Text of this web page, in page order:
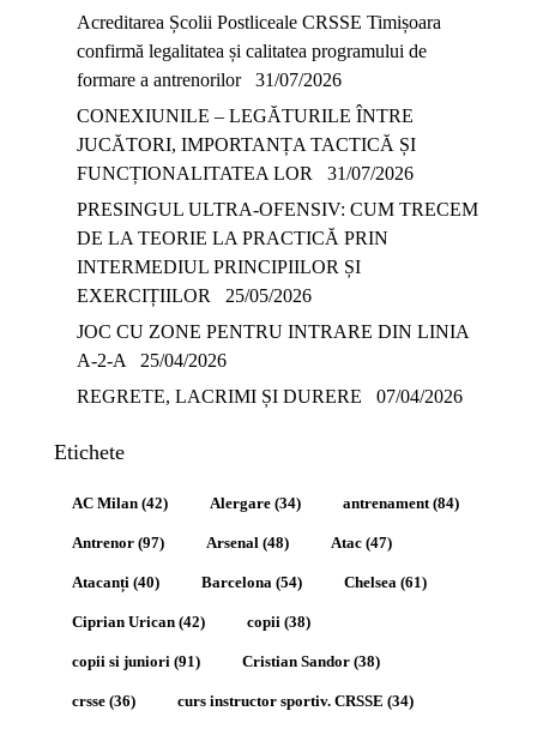
Acreditarea Școlii Postliceale CRSSE Timișoara
confirmă legalitatea și calitatea programului de
formare a antrenorilor
31/07/2026
CONEXIUNILE – LEGĂTURILE ÎNTRE
JUCĂTORI, IMPORTANȚA TACTICĂ ȘI
FUNCȚIONALITATEA LOR
31/07/2026
PRESINGUL ULTRA-OFENSIV: CUM TRECEM
DE LA TEORIE LA PRACTICĂ PRIN
INTERMEDIUL PRINCIPIILOR ȘI
EXERCIȚIILOR
25/05/2026
JOC CU ZONE PENTRU INTRARE DIN LINIA
A-2-A
25/04/2026
REGRETE, LACRIMI ȘI DURERE
07/04/2026
Etichete
AC Milan (42) Alergare (34) antrenament (84)
Antrenor (97) Arsenal (48) Atac (47)
Atacanți (40) Barcelona (54) Chelsea (61)
Ciprian Urican (42) copii (38)
copii si juniori (91) Cristian Sandor (38)
crsse (36) curs instructor sportiv. CRSSE (34)